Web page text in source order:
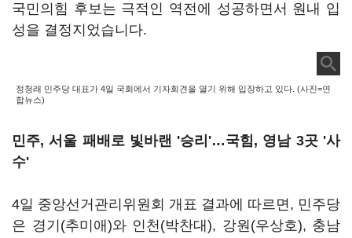
국민의힘 후보는 극적인 역전에 성공하면서 원내 입
성을 결정지었습니다.
정청래 민주당 대표가 4일 국회에서 기자회견을 열기 위해 입장하고 있다. (사진=연
합뉴스)
민주, 서울 패배로 빛바랜 '승리'…국힘, 영남 3곳 '사
수'
4일 중앙선거관리위원회 개표 결과에 따르면, 민주당
은 경기(추미애)와 인천(박찬대), 강원(우상호), 충남